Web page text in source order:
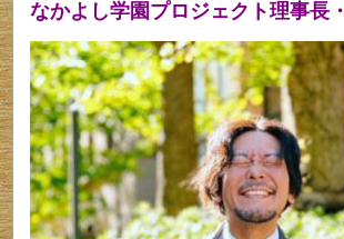
なかよし学園プロジェクト理事長